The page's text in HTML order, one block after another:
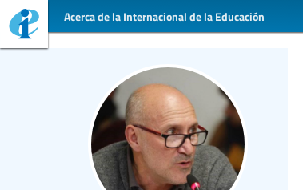
Acerca de la Internacional de la Educación